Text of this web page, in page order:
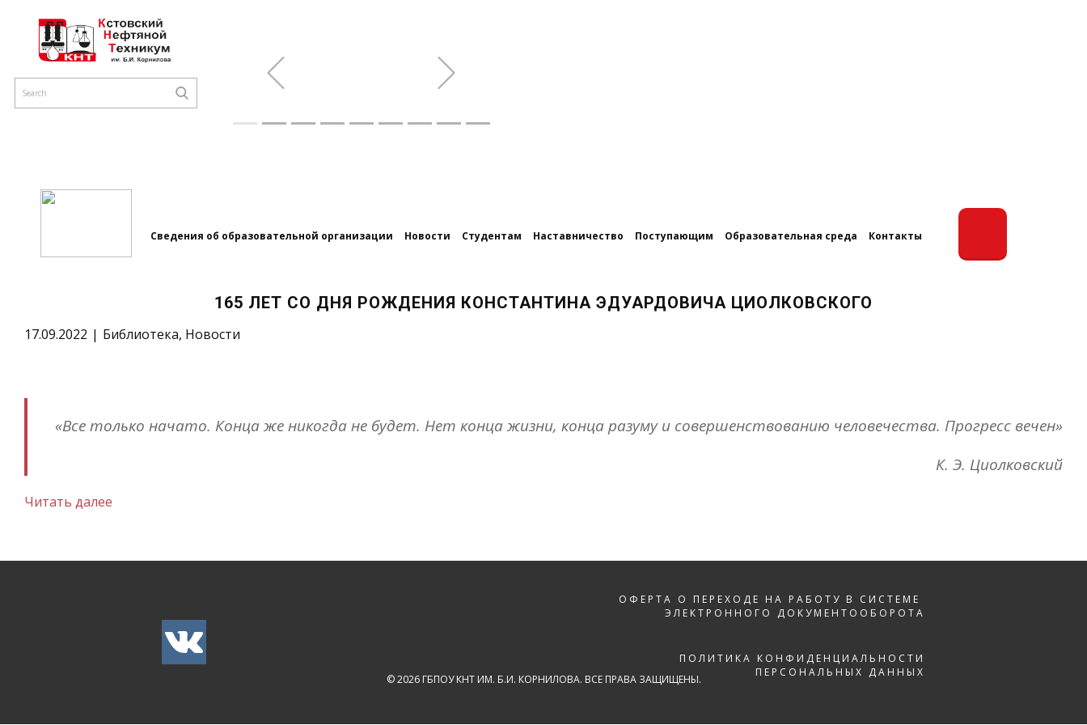
Сведения об образовательной организации Новости Студентам Наставничество Поступающим Образовательная среда Контакты
165 ЛЕТ СО ДНЯ РОЖДЕНИЯ КОНСТАНТИНА ЭДУАРДОВИЧА ЦИОЛКОВСКОГО
17.09.2022 Библиотека, Новости
«Все только начато. Конца же никогда не будет. Нет конца жизни, конца разуму и совершенствованию человечества. Прогресс вечен»
К. Э. Циолковский
Читать далее
ОФЕРТА О ПЕРЕХОДЕ НА РАБОТУ В СИСТЕМЕ
ЭЛЕКТРОННОГО ДОКУМЕНТООБОРОТА
ПОЛИТИКА КОНФИДЕНЦИАЛЬНОСТИ
ПЕРСОНАЛЬНЫХ ДАННЫХ
© 2026 ГБПОУ КНТ ИМ. Б.И. КОРНИЛОВА. ВСЕ ПРАВА ЗАЩИЩЕНЫ.